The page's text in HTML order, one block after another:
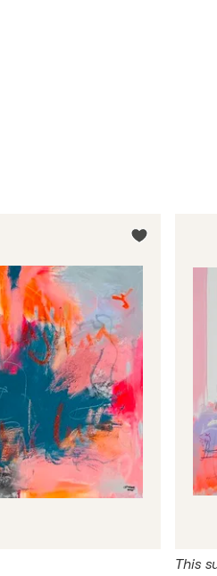
This